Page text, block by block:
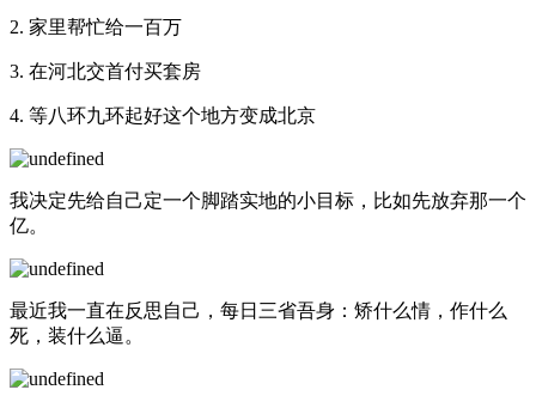
2. 家里帮忙给一百万
3. 在河北交首付买套房
4. 等八环九环起好这个地方变成北京
我决定先给自己定一个脚踏实地的小目标，比如先放弃那一个
亿。
最近我一直在反思自己，每日三省吾身：矫什么情，作什么
死，装什么逼。